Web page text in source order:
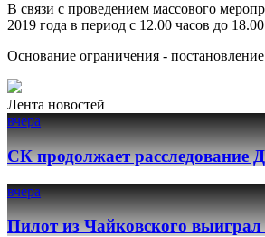
В связи с проведением массового
2019 года в период с 12.00 часов до
Основание ограничения -
Лента новостей
вчера
СК продолжает
вчера
Пилот из Чайковского выиграл